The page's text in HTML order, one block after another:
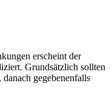
erscheint der
Grundsätzlich sollten
danach gegebenenfalls